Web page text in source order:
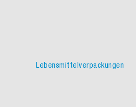
Lebensmittelverpackungen